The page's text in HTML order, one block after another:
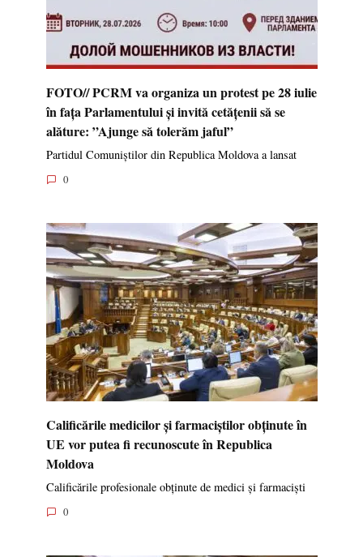
FOTO// PCRM va organiza un protest pe 28 iulie
în fața Parlamentului și invită cetățenii să se
alăture: ”Ajunge să tolerăm jaful”
Partidul Comuniștilor din Republica Moldova a lansat
0
Calificările medicilor și farmaciștilor obținute în
UE vor putea fi recunoscute în Republica
Moldova
Calificările profesionale obținute de medici și farmaciști
0